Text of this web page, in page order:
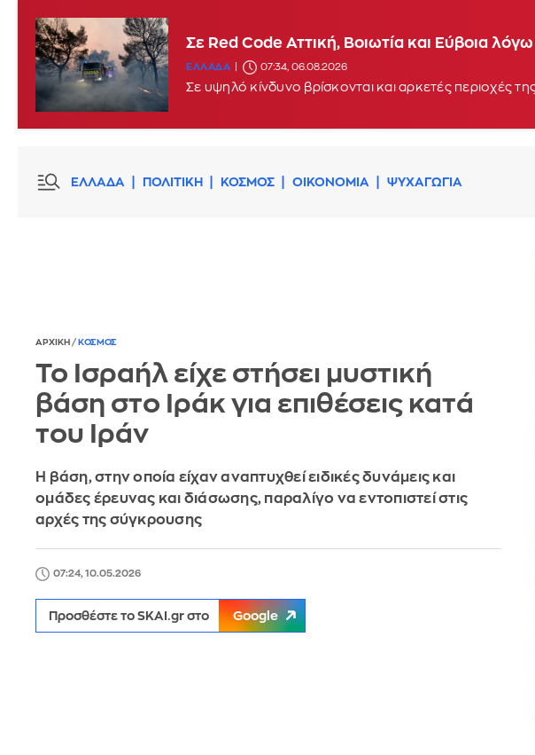
Σε Red Code Αττική, Βοιωτία και Εύβοια
ΕΛΛΑΔΑ 07:34, 06.08.2026
Σε υψηλό κίνδυνο βρίσκονται και αρκετές περιοχές
ΕΛΛΑΔΑ ΠΟΛΙΤΙΚΗ ΚΟΣΜΟΣ ΟΙΚΟΝΟΜΙΑ ΨΥΧΑΓΩΓΙΑ
ΑΡΧΙΚΗ / ΚΟΣΜΟΣ
Το Ισραήλ είχε στήσει μυστική
βάση στο Ιράκ για επιθέσεις κατά
του Ιράν
Η βάση, στην οποία είχαν αναπτυχθεί ειδικές δυνάμεις και
ομάδες έρευνας και διάσωσης, παραλίγο να εντοπιστεί στις
αρχές της σύγκρουσης
07:24, 10.05.2026
Προσθέστε το SKAI.gr στο Google